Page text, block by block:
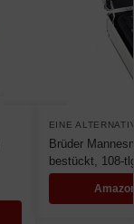
EINE
Brüder
bestückt, 108-